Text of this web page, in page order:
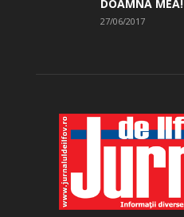
DOAMNA MEA!
27/06/2017